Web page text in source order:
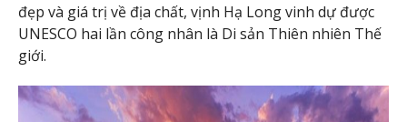
đẹp và giá trị về địa chất, vịnh Hạ Long vinh dự được
UNESCO hai lần công nhân là Di sản Thiên nhiên Thế
giới.